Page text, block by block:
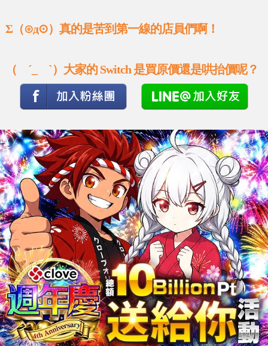
Σ（⊙д⊙）真的是苦到第一線的店員們啊！
（ ´_ゝ`）大家的 Switch 是買原價還是哄抬價呢？